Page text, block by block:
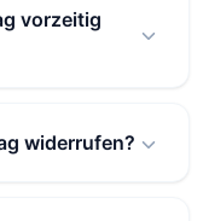
vorzeitig
widerrufen?